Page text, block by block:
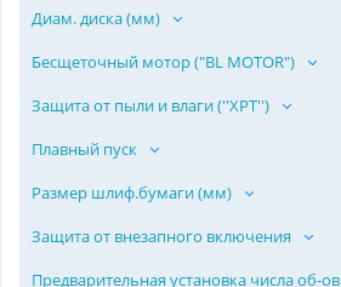
Диам. диска (мм)
Бесщеточный мотор ("BL MOTOR")
Защита от пыли и влаги (''ХPT'')
Плавный пуск
Размер шлиф.бумаги (мм)
Защита от внезапного включения
Предварительная установка числа об-ов